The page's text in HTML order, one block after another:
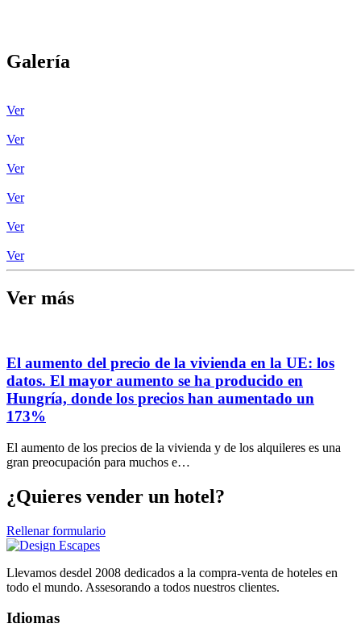
Galería
Ver
Ver
Ver
Ver
Ver
Ver
Ver más
El aumento del precio de la vivienda en la UE: los
datos. El mayor aumento se ha producido en
Hungría, donde los precios han aumentado un
173%
El aumento de los precios de la vivienda y de los alquileres es una
gran preocupación para muchos e…
¿Quieres vender un hotel?
Rellenar formulario
Llevamos desdel 2008 dedicados a la compra-venta de hoteles en
todo el mundo. Assesorando a todos nuestros clientes.
Idiomas